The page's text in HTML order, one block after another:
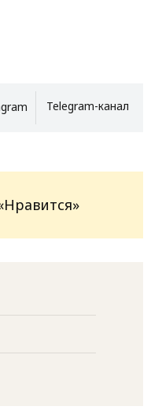
Telegram-канал